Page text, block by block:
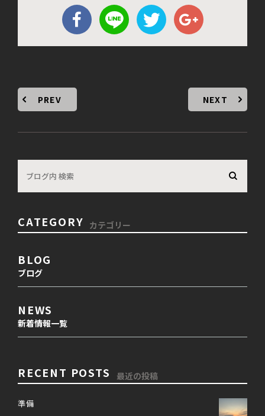
PREV NEXT
CATEGORY カテゴリー
BLOG
ブログ
NEWS
新着情報一覧
RECENT POSTS 最近の投稿
準備